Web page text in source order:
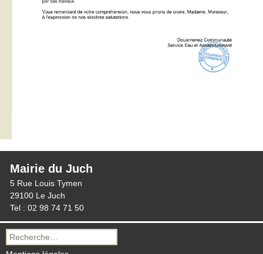
Mairie du Juch
5 Rue Louis Tymen
29100 Le Juch
Tel : 02 98 74 71 50
Recherche
pour :